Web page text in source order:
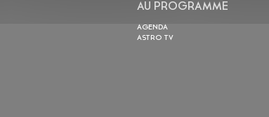
AU PROGRAMME
AGENDA
ASTRO TV